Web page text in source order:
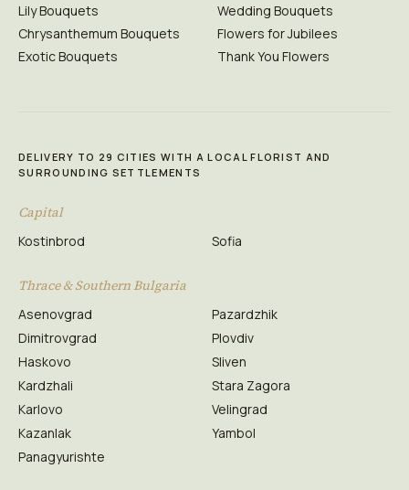
Lily Bouquets
Chrysanthemum Bouquets
Exotic Bouquets
Wedding Bouquets
Flowers for Jubilees
Thank You Flowers
DELIVERY TO 29 CITIES WITH A LOCAL FLORIST AND
SURROUNDING SETTLEMENTS
Capital
Kostinbrod Sofia
Thrace & Southern Bulgaria
Asenovgrad
Dimitrovgrad
Haskovo
Kardzhali
Karlovo
Kazanlak
Panagyurishte
Pazardzhik
Plovdiv
Sliven
Stara Zagora
Velingrad
Yambol